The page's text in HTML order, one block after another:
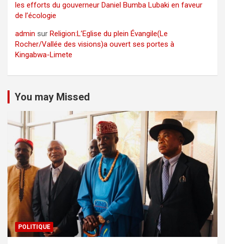
les efforts du gouverneur Daniel Bumba Lubaki en faveur
de l’écologie
admin sur Religion:L’Eglise du plein Évangile(Le
Rocher/Vallée des visions)a ouvert ses portes à
Kingabwa-Limete
You may Missed
POLITIQUE